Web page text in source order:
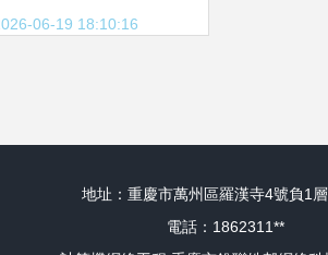
思想映射
06-19 18:10:16
地址：重慶市萬州區羅漢寺4號負1
電話：1862311**